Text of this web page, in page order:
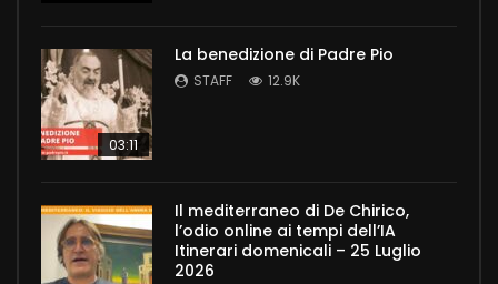
03:11
La benedizione di Padre Pio
STAFF 12.9K
Il mediterraneo di De Chirico,
l’odio online ai tempi dell’IA
Itinerari domenicali – 25 Luglio
2026